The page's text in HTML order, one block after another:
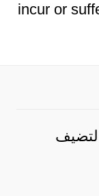
incur or
لتضيف